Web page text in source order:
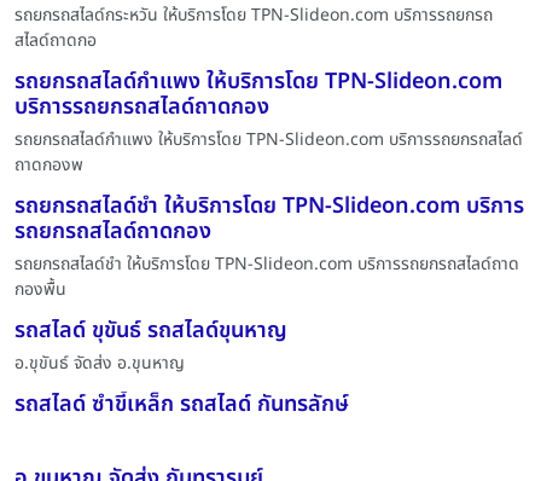
รถยกรถสไลด์กระหวัน ให้บริการโดย TPN-Slideon.com บริการรถยกรถ
สไลด์ถาดกอ
รถยกรถสไลด์กำแพง ให้บริการโดย TPN-Slideon.com
บริการรถยกรถสไลด์ถาดกอง
รถยกรถสไลด์กำแพง ให้บริการโดย TPN-Slideon.com บริการรถยกรถสไลด์
ถาดกองพ
รถยกรถสไลด์ชำ ให้บริการโดย TPN-Slideon.com บริการ
รถยกรถสไลด์ถาดกอง
รถยกรถสไลด์ชำ ให้บริการโดย TPN-Slideon.com บริการรถยกรถสไลด์ถาด
กองพื้น
รถสไลด์ ขุขันธ์ รถสไลด์ขุนหาญ
อ.ขุขันธ์ จัดส่ง อ.ขุนหาญ
รถสไลด์ ซำขี้เหล็ก รถสไลด์ กันทรลักษ์